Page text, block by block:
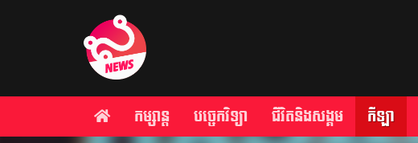
កម្សាន្ត បច្ចេកវិទ្យា ជីវិតនិងសង្គម កីឡា